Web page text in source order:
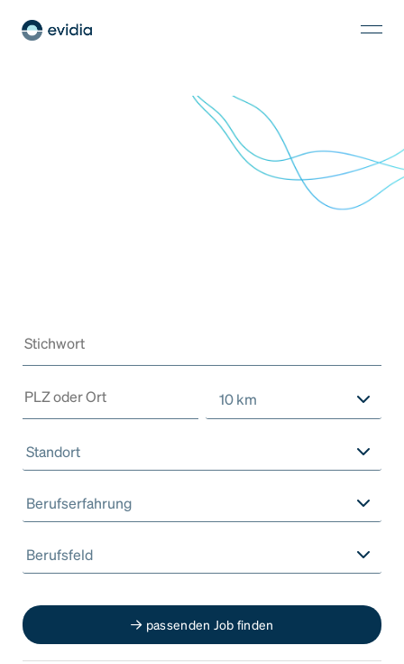
10 km
Standort
Berufserfahrung
Berufsfeld
passenden Job finden